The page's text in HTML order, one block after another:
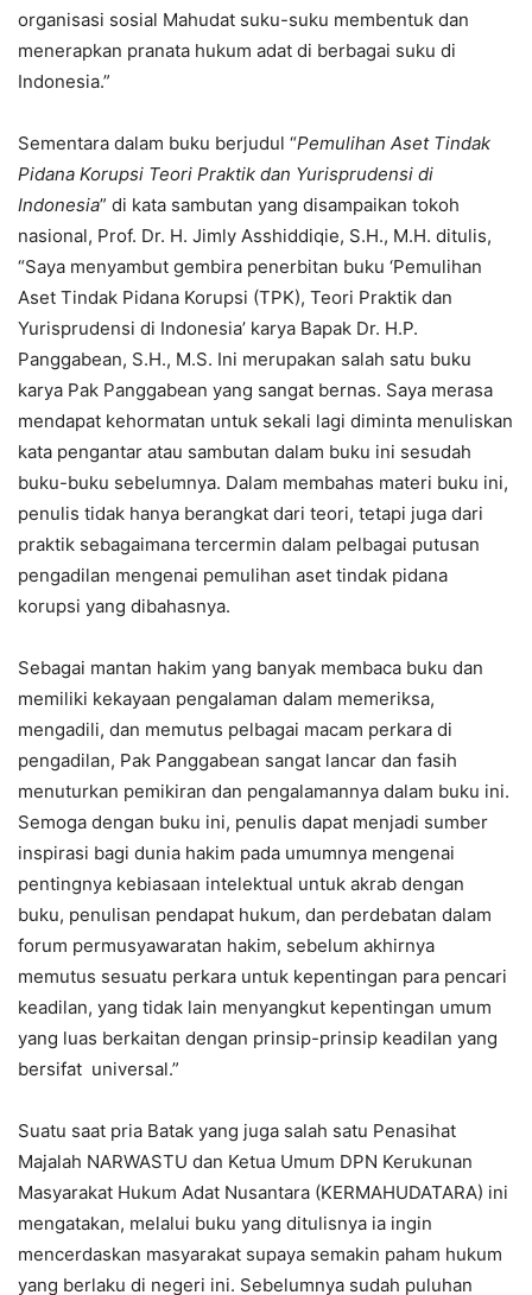
organisasi sosial Mahudat suku-suku membentuk dan
menerapkan pranata hukum adat di berbagai suku di
Indonesia.”
Sementara dalam buku berjudul “Pemulihan Aset Tindak
Pidana Korupsi Teori Praktik dan Yurisprudensi di
Indonesia” di kata sambutan yang disampaikan tokoh
nasional, Prof. Dr. H. Jimly Asshiddiqie, S.H., M.H. ditulis,
“Saya menyambut gembira penerbitan buku ‘Pemulihan
Aset Tindak Pidana Korupsi (TPK), Teori Praktik dan
Yurisprudensi di Indonesia’ karya Bapak Dr. H.P.
Panggabean, S.H., M.S. Ini merupakan salah satu buku
karya Pak Panggabean yang sangat bernas. Saya merasa
mendapat kehormatan untuk sekali lagi diminta menuliskan
kata pengantar atau sambutan dalam buku ini sesudah
buku-buku sebelumnya. Dalam membahas materi buku ini,
penulis tidak hanya berangkat dari teori, tetapi juga dari
praktik sebagaimana tercermin dalam pelbagai putusan
pengadilan mengenai pemulihan aset tindak pidana
korupsi yang dibahasnya.
Sebagai mantan hakim yang banyak membaca buku dan
memiliki kekayaan pengalaman dalam memeriksa,
mengadili, dan memutus pelbagai macam perkara di
pengadilan, Pak Panggabean sangat lancar dan fasih
menuturkan pemikiran dan pengalamannya dalam buku ini.
Semoga dengan buku ini, penulis dapat menjadi sumber
inspirasi bagi dunia hakim pada umumnya mengenai
pentingnya kebiasaan intelektual untuk akrab dengan
buku, penulisan pendapat hukum, dan perdebatan dalam
forum permusyawaratan hakim, sebelum akhirnya
memutus sesuatu perkara untuk kepentingan para pencari
keadilan, yang tidak lain menyangkut kepentingan umum
yang luas berkaitan dengan prinsip-prinsip keadilan yang
bersifat universal.”
Suatu saat pria Batak yang juga salah satu Penasihat
Majalah NARWASTU dan Ketua Umum DPN Kerukunan
Masyarakat Hukum Adat Nusantara (KERMAHUDATARA) ini
mengatakan, melalui buku yang ditulisnya ia ingin
mencerdaskan masyarakat supaya semakin paham hukum
yang berlaku di negeri ini. Sebelumnya sudah puluhan